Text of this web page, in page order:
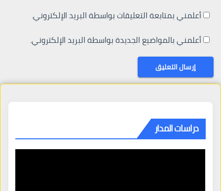
أعلمني بمتابعة التعليقات بواسطة البريد الإلكتروني.
أعلمني بالمواضيع الجديدة بواسطة البريد الإلكتروني.
دراسات المدار